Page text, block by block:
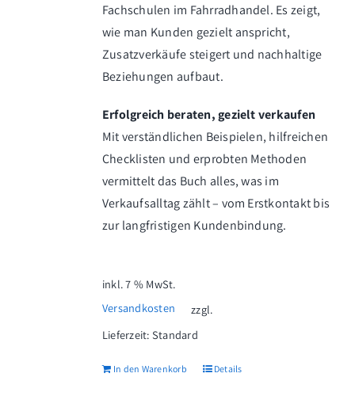
Fachschulen im Fahrradhandel. Es zeigt,
wie man Kunden gezielt anspricht,
Zusatzverkäufe steigert und nachhaltige
Beziehungen aufbaut.
Erfolgreich beraten, gezielt verkaufen
Mit verständlichen Beispielen, hilfreichen
Checklisten und erprobten Methoden
vermittelt das Buch alles, was im
Verkaufsalltag zählt – vom Erstkontakt bis
zur langfristigen Kundenbindung.
inkl. 7 % MwSt.
zzgl.
Versandkosten
Lieferzeit: Standard
In den Warenkorb Details